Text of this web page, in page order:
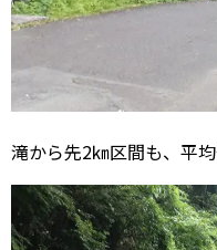
滝から先2㎞区間も、平